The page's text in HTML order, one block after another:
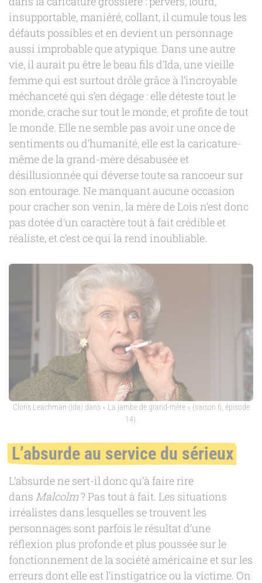
insupportable, maniéré, collant, il cumule tous les
défauts possibles et en devient un personnage
aussi improbable que atypique. Dans une autre
vie, il aurait pu être le beau fils d’Ida, une vieille
femme qui est surtout drôle grâce à l’incroyable
méchanceté qui s’en dégage : elle déteste tout le
monde, crache sur tout le monde, et profite de tout
le monde. Elle ne semble pas avoir une once de
sentiments ou d’humanité, elle est la caricature-
même de la grand-mère désabusée et
désillusionnée qui déverse toute sa rancoeur sur
son entourage. Ne manquant aucune occasion
pour cracher son venin, la mère de Lois n’est donc
pas dotée d’un caractère tout à fait crédible et
réaliste, et c’est ce qui la rend inoubliable.
Cloris Leachman (Ida) dans « La jambe de grand-mère » (saison 6, épisode
14).
L’absurde au service du sérieux
L’absurde ne sert-il donc qu’à faire rire
dans Malcolm? Pas tout à fait. Les situations
irréalistes dans lesquelles se trouvent les
personnages sont parfois le résultat d’une
réflexion plus profonde et plus poussée sur le
fonctionnement de la société américaine et sur les
erreurs dont elle est l’instigatrice ou la victime. On